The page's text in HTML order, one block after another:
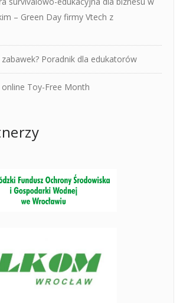
– Green Day firmy Vtech z
Poradnik dla edukatorów
Toy-Free Month